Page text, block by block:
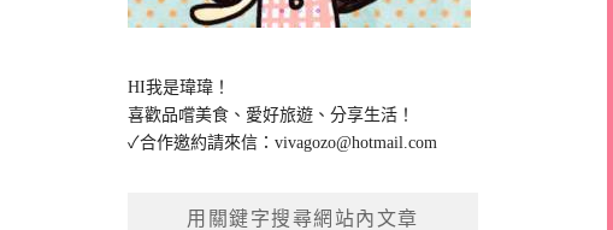
HI我是瑋瑋！
喜歡品嚐美食、愛好旅遊、分享生活！
✓合作邀約請來信：vivagozo@hotmail.com
用關鍵字搜尋網站內文章